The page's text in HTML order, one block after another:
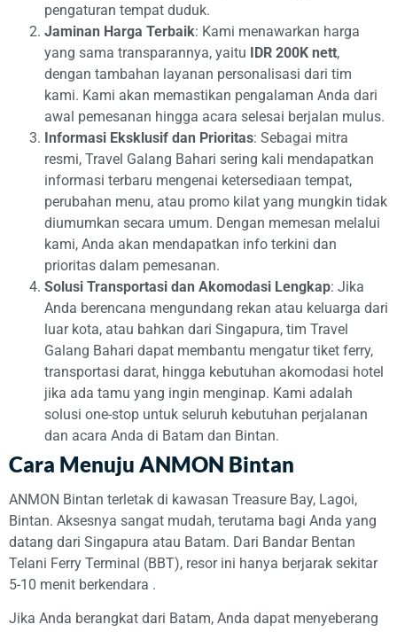
pengaturan tempat duduk.
Jaminan Harga Terbaik: Kami menawarkan harga
yang sama transparannya, yaitu IDR 200K nett,
dengan tambahan layanan personalisasi dari tim
kami. Kami akan memastikan pengalaman Anda dari
awal pemesanan hingga acara selesai berjalan mulus.
Informasi Eksklusif dan Prioritas: Sebagai mitra
resmi, Travel Galang Bahari sering kali mendapatkan
informasi terbaru mengenai ketersediaan tempat,
perubahan menu, atau promo kilat yang mungkin tidak
diumumkan secara umum. Dengan memesan melalui
kami, Anda akan mendapatkan info terkini dan
prioritas dalam pemesanan.
Solusi Transportasi dan Akomodasi Lengkap: Jika
Anda berencana mengundang rekan atau keluarga dari
luar kota, atau bahkan dari Singapura, tim Travel
Galang Bahari dapat membantu mengatur tiket ferry,
transportasi darat, hingga kebutuhan akomodasi hotel
jika ada tamu yang ingin menginap. Kami adalah
solusi one-stop untuk seluruh kebutuhan perjalanan
dan acara Anda di Batam dan Bintan.
Cara Menuju ANMON Bintan
ANMON Bintan terletak di kawasan Treasure Bay, Lagoi,
Bintan. Aksesnya sangat mudah, terutama bagi Anda yang
datang dari Singapura atau Batam. Dari Bandar Bentan
Telani Ferry Terminal (BBT), resor ini hanya berjarak sekitar
5-10 menit berkendara .
Jika Anda berangkat dari Batam, Anda dapat menyeberang